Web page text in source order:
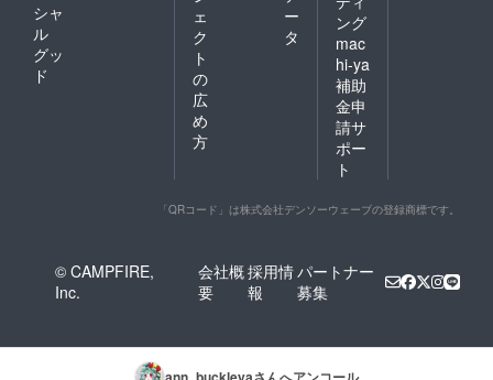
シャ
ル
グッ
ド
ェ
ク
ト
の
広
め
方
ー
タ
ング
mac
hi-ya
補助
金申
請サ
ポー
ト
「QRコード」は株式会社デンソーウェーブの登録商標です。
© CAMPFIRE,
Inc.
会社概
要
採用情
報
パートナー
募集